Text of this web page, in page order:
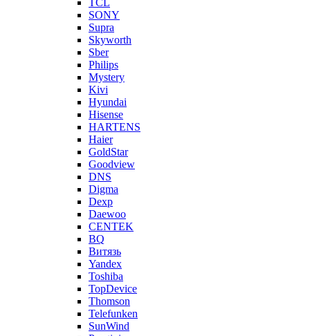
TCL
SONY
Supra
Skyworth
Sber
Philips
Mystery
Kivi
Hyundai
Hisense
HARTENS
Haier
GoldStar
Goodview
DNS
Digma
Dexp
Daewoo
CENTEK
BQ
Витязь
Yandex
Toshiba
TopDevice
Thomson
Telefunken
SunWind